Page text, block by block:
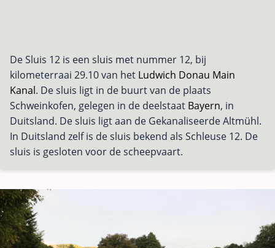
De Sluis 12 is een sluis met nummer 12, bij
kilometerraai 29.10 van het Ludwich Donau Main
Kanal. De sluis ligt in de buurt van de plaats
Schweinkofen, gelegen in de deelstaat Bayern, in
Duitsland. De sluis ligt aan de Gekanaliseerde Altmühl.
In Duitsland zelf is de sluis bekend als Schleuse 12. De
sluis is gesloten voor de scheepvaart.